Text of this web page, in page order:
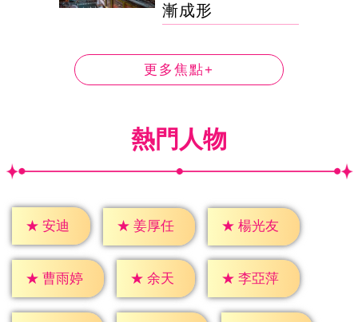
漸成形
更多焦點+
熱門人物
★ 安迪 ★ 姜厚任 ★ 楊光友
★ 曹雨婷 ★ 余天 ★ 李亞萍